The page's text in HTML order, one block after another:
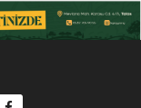
Enerji Hamlesi